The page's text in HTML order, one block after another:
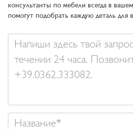
консультанты по мебели всегда в
помогут подобрать каждую деталь для
сообщение